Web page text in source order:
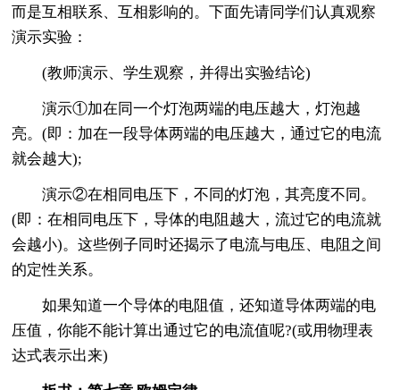
而是互相联系、互相影响的。下面先请同学们认真观察
演示实验：
(教师演示、学生观察，并得出实验结论)
演示①加在同一个灯泡两端的电压越大，灯泡越
亮。(即：加在一段导体两端的电压越大，通过它的电流
就会越大);
演示②在相同电压下，不同的灯泡，其亮度不同。
(即：在相同电压下，导体的电阻越大，流过它的电流就
会越小)。这些例子同时还揭示了电流与电压、电阻之间
的定性关系。
如果知道一个导体的电阻值，还知道导体两端的电
压值，你能不能计算出通过它的电流值呢?(或用物理表
达式表示出来)